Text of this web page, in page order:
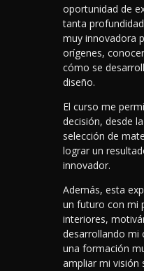
oportunidad de
tanta
muy innovadora
orígenes,
cómo se
diseño.
El curso me
decisión, desde
selección de
lograr un
innovador.
Además, esta
un futuro con mi
interiores,
desarrollando mi
una formación
ampliar mi visión